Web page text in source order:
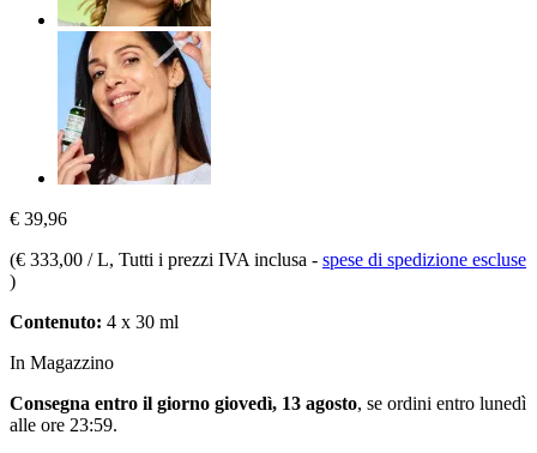
€ 39,96
(€ 333,00 / L, Tutti i prezzi IVA inclusa - spese di spedizione escluse
)
Contenuto: 4 x 30 ml
In Magazzino
Consegna entro il giorno giovedì, 13 agosto, se ordini entro lunedì
alle ore 23:59.